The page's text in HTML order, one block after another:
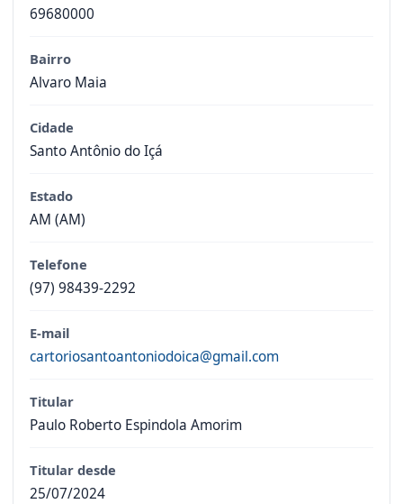
69680000
Bairro
Alvaro Maia
Cidade
Santo Antônio do Içá
Estado
AM (AM)
Telefone
(97) 98439-2292
E-mail
cartoriosantoantoniodoica@gmail.com
Titular
Paulo Roberto Espindola Amorim
Titular desde
25/07/2024